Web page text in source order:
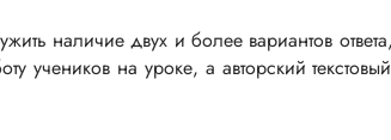
наличие двух и более вариантов
учеников на уроке, а авторский